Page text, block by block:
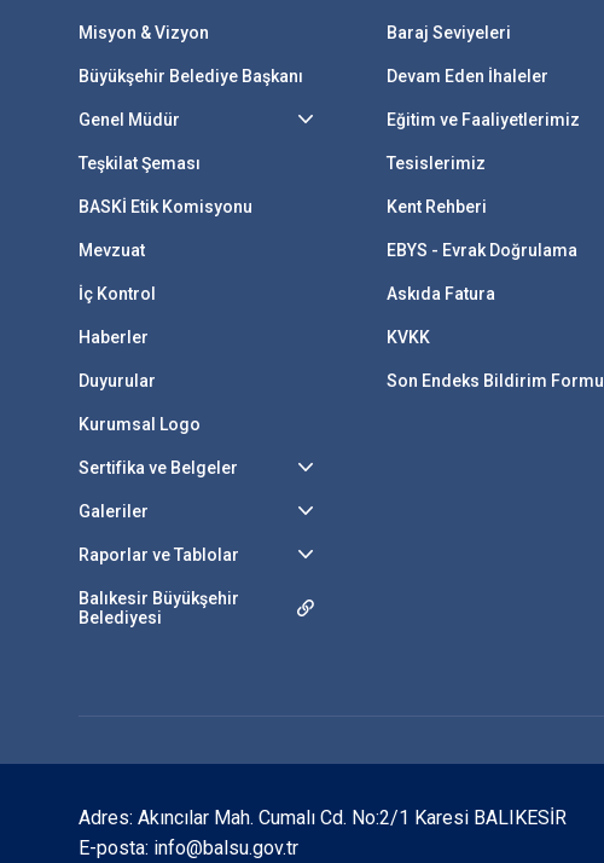
Misyon & Vizyon
Büyükşehir Belediye Başkanı
Genel Müdür
Teşkilat Şeması
BASKİ Etik Komisyonu
Mevzuat
İç Kontrol
Haberler
Duyurular
Kurumsal Logo
Sertifika ve Belgeler
Galeriler
Raporlar ve Tablolar
Balıkesir Büyükşehir
Belediyesi
Baraj Seviyeleri
Devam Eden İhaleler
Eğitim ve Faaliyetlerimiz
Tesislerimiz
Kent Rehberi
EBYS - Evrak Doğrulama
Askıda Fatura
KVKK
Son Endeks Bildirim Formu
Adres: Akıncılar Mah. Cumalı Cd. No:2/1 Karesi BALIKESİR
E-posta: info@balsu.gov.tr